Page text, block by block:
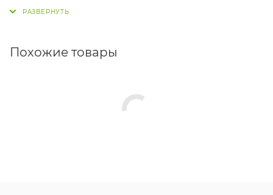
Похожие товары